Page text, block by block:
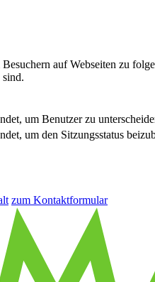
auf Webseiten zu
um Benutzer zu
um den Sitzungsstatus
zum Kontaktformular